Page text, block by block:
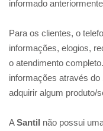
informado
Para os clientes, o
informações, elogios,
o atendimento
informações através
adquirir algum produto/
ASantil não possui